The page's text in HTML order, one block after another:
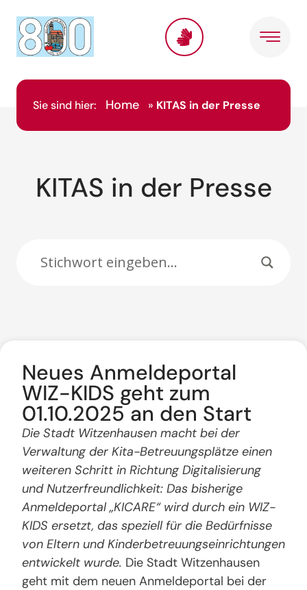
springen
Sie sind hier: Home » KITAS in der Presse
KITAS in der Presse
Neues Anmeldeportal
WIZ-KIDS geht zum
01.10.2025 an den Start
Die Stadt Witzenhausen macht bei der
Verwaltung der Kita-Betreuungsplätze einen
weiteren Schritt in Richtung Digitalisierung
und Nutzerfreundlichkeit: Das bisherige
Anmeldeportal „KICARE“ wird durch ein WIZ-
KIDS ersetzt, das speziell für die Bedürfnisse
von Eltern und Kinderbetreuungseinrichtungen
entwickelt wurde. Die Stadt Witzenhausen
geht mit dem neuen Anmeldeportal bei der